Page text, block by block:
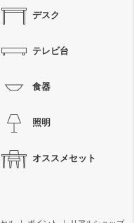
デスク
テレビ台
食器
照明
オススメセット